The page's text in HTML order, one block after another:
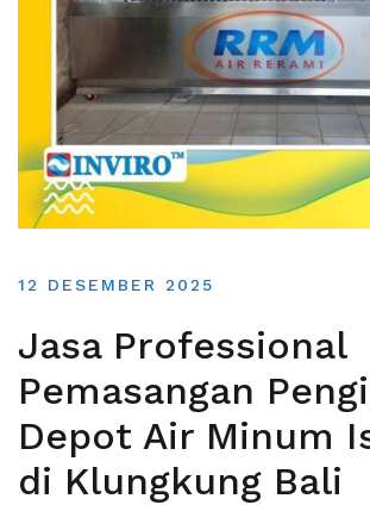
12 DESEMBER 2025
Jasa Professional
Pemasangan
Depot Air Minum
di Klungkung Bali